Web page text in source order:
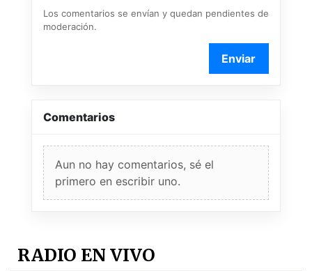
Los comentarios se envían y quedan pendientes de
moderación.
Enviar
Comentarios
Aun no hay comentarios, sé el
primero en escribir uno.
RADIO EN VIVO